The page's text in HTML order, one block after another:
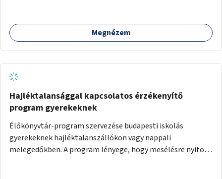
Megnézem
Hajléktalansággal kapcsolatos érzékenyítő
program gyerekeknek
Élőkönyvtár-program szervezése budapesti iskolás
gyerekeknek hajléktalanszállókon vagy nappali
melegedőkben. A program lényege, hogy mesélésre nyitott